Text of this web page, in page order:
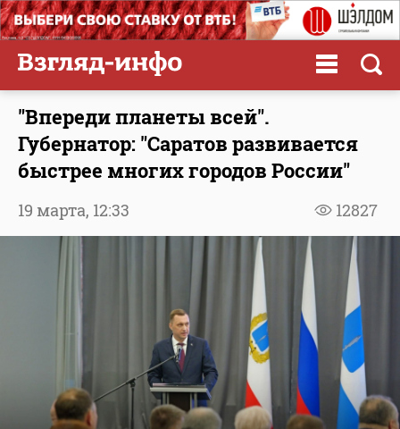
"Впереди планеты всей".
Губернатор: "Саратов развивается
быстрее многих городов России"
12827
19 марта, 12:33